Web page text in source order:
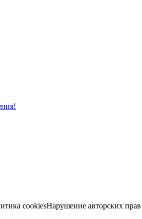
cookiesНарушение авторских прав